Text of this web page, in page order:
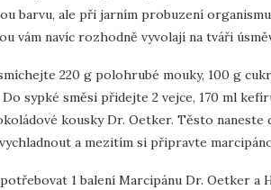
barvu, ale při jarním probuzení
vám navíc rozhodně vyvolají na tváři
220 g polohrubé mouky, 100 g
sypké směsi přidejte 2 vejce, 170 ml
kousky Dr. Oetker. Těsto
a mezitím si připravte
1 balení Marcipánu Dr. Oetker a